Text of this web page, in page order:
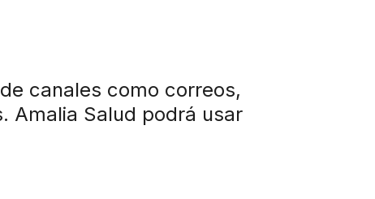
canales como correos,
Amalia Salud podrá usar